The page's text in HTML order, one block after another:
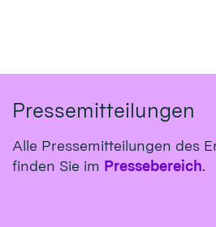
Pressemitteilungen
Alle Pressemitteilungen des
finden Sie im Pressebereich.